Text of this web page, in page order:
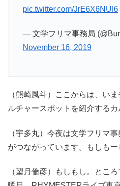
pic.twitter.com/JrE6X6NUI6
— 文学フリマ事務局
November 16, 2019
（熊崎風斗）ここからは、い
ルチャースポットを紹介するカ
（宇多丸）今夜は文学フリマ
がつながっています。もしもー
（望月倫彦）もしもし。とこ